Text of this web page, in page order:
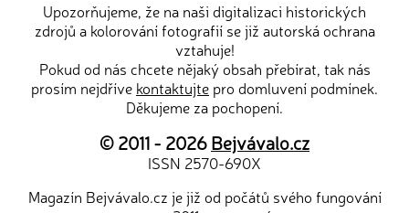
Upozorňujeme, že na naši digitalizaci historických
zdrojů a kolorování fotografií se již autorská ochrana
vztahuje!
Pokud od nás chcete nějaký obsah přebírat, tak nás
prosím nejdříve kontaktujte pro domluvení podmínek.
Děkujeme za pochopení.
© 2011 - 2026Bejvávalo.cz
ISSN 2570-690X
Magazín Bejvávalo.cz je již od počátů svého fungování